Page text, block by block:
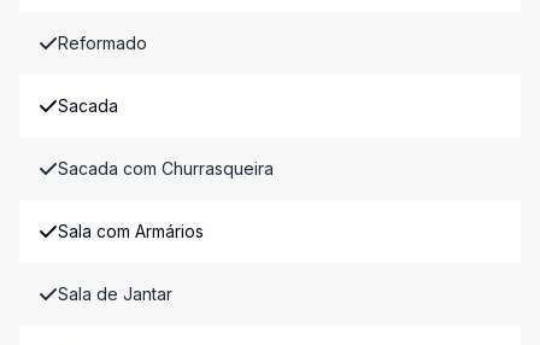
Reformado
Sacada
Sacada com Churrasqueira
Sala com Armários
Sala de Jantar